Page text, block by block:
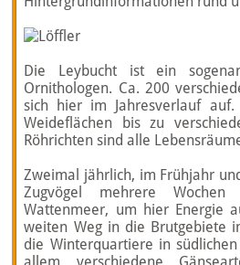
Die Leybucht ist ein
Ornithologen. Ca. 200
sich hier im Jahresverlauf auf.
Weideflächen bis zu
Röhrichten sind alle
Zweimal jährlich, im Frühjahr
Zugvögel mehrere Wochen
Wattenmeer, um hier Energie
weiten Weg in die Brutgebiete
die Winterquartiere in